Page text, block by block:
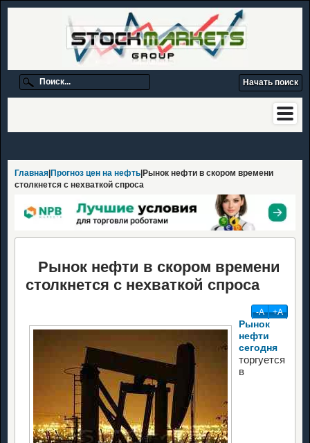
Главная Прогноз цен на нефть |Рынок нефти в скором времени
столкнется с нехваткой спроса
Рынок нефти в скором времени
столкнется с нехваткой спроса
-А +А
Рынок
нефти
сегодня
торгуется
в